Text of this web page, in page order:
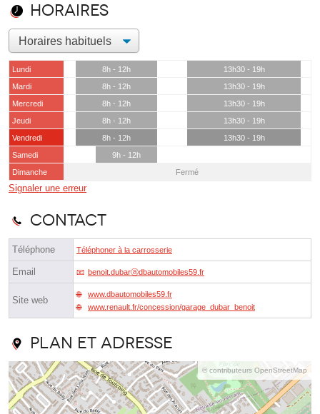
Horaires
Lundi 8h - 12h
13h30 - 19h
Mardi
8h - 12h
13h30 - 19h
Mercredi
8h - 12h
13h30 - 19h
Jeudi
8h - 12h
13h30 - 19h
Vendredi
8h - 12h
13h30 - 19h
Samedi
9h - 12h
Dimanche
Fermé
Signaler une erreur
Contact
Téléphone Téléphoner à la carrosserie
Email benoit.dubarⓐdbautomobiles59.fr
Site web
www.dbautomobiles59.fr
www.renault.fr/concession/garage_dubar_benoit
Plan et adresse
© contributeurs OpenStreetMap